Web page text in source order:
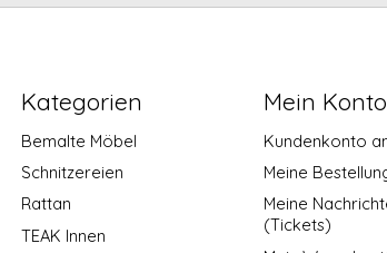
Kategorien
Bemalte Möbel
Schnitzereien
Rattan
TEAK Innen
Mein Konto
Kundenkonto
Meine
Meine
(Tickets)